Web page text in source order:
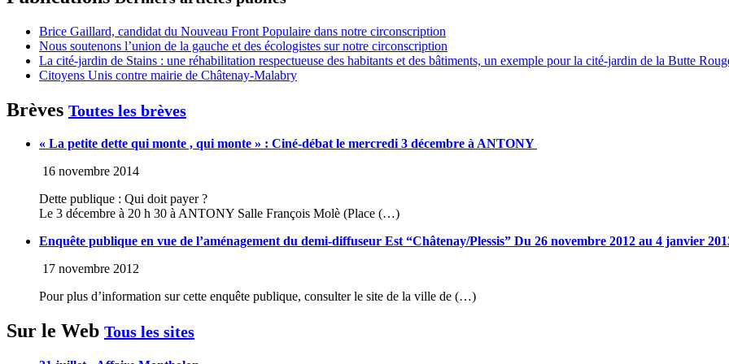
Brice Gaillard, candidat du Nouveau Front Populaire dans notre circonscription
Nous soutenons l’union de la gauche et des écologistes sur notre circonscription
La cité-jardin de Stains : une réhabilitation respectueuse des habitants et des bâtiments, un exemple pour la cité-jardin de la Butte
Citoyens Unis contre mairie de Châtenay-Malabry
Brèves Toutes les brèves
« La petite dette qui monte , qui monte » : Ciné-débat le mercredi 3 décembre à ANTONY
16 novembre 2014
Dette publique : Qui doit payer ?
Le 3 décembre à 20 h 30 à ANTONY Salle François Molè (Place (…)
Enquête publique en vue de l’aménagement du demi-diffuseur Est “Châtenay/Plessis” Du 26 novembre 2012 au 4 janvier
17 novembre 2012
Pour plus d’information sur cette enquête publique, consulter le site de la ville de (…)
Sur le Web Tous les sites